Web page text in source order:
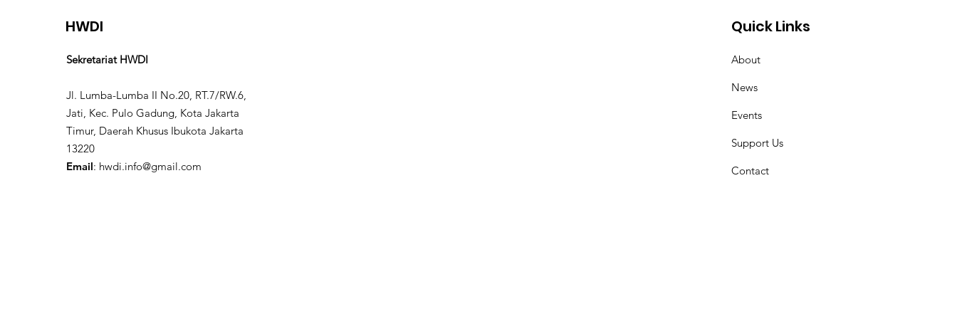
HWDI
Sekretariat HWDI
Jl. Lumba-Lumba II No.20, RT.7/RW.6,
Jati, Kec. Pulo Gadung, Kota Jakarta
Timur, Daerah Khusus Ibukota Jakarta
13220
Email: hwdi.info@gmail.com
Quick Links
About
News
Events
Support Us
Contact